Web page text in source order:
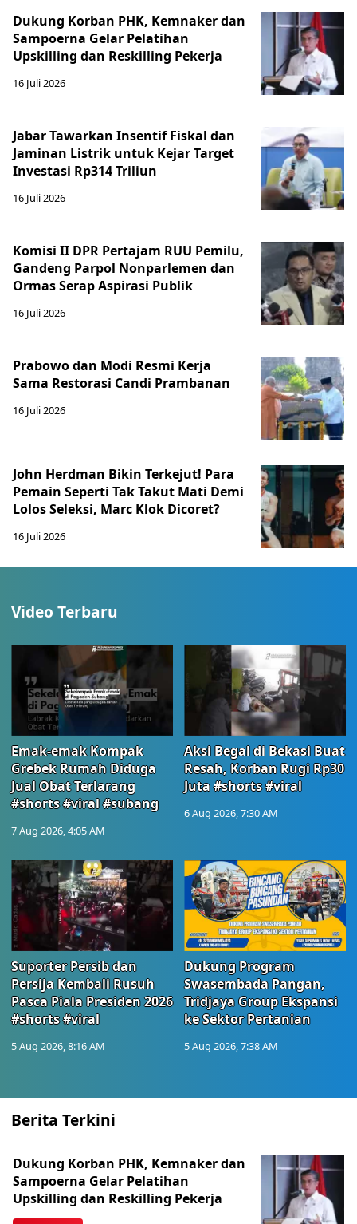
Dukung Korban PHK, Kemnaker dan
Sampoerna Gelar Pelatihan
Upskilling dan Reskilling Pekerja
16 Juli 2026
Jabar Tawarkan Insentif Fiskal dan
Jaminan Listrik untuk Kejar Target
Investasi Rp314 Triliun
16 Juli 2026
Komisi II DPR Pertajam RUU Pemilu,
Gandeng Parpol Nonparlemen dan
Ormas Serap Aspirasi Publik
16 Juli 2026
Prabowo dan Modi Resmi Kerja
Sama Restorasi Candi Prambanan
16 Juli 2026
John Herdman Bikin Terkejut! Para
Pemain Seperti Tak Takut Mati Demi
Lolos Seleksi, Marc Klok Dicoret?
16 Juli 2026
Video Terbaru
Emak-emak Kompak
Grebek Rumah Diduga
Jual Obat Terlarang
#shorts #viral #subang
7 Aug 2026, 4:05 AM
Aksi Begal di Bekasi Buat
Resah, Korban Rugi Rp30
Juta #shorts #viral
6 Aug 2026, 7:30 AM
Suporter Persib dan
Persija Kembali Rusuh
Pasca Piala Presiden 2026
#shorts #viral
5 Aug 2026, 8:16 AM
Dukung Program
Swasembada Pangan,
Tridjaya Group Ekspansi
ke Sektor Pertanian
5 Aug 2026, 7:38 AM
Berita Terkini
Dukung Korban PHK, Kemnaker dan
Sampoerna Gelar Pelatihan
Upskilling dan Reskilling Pekerja